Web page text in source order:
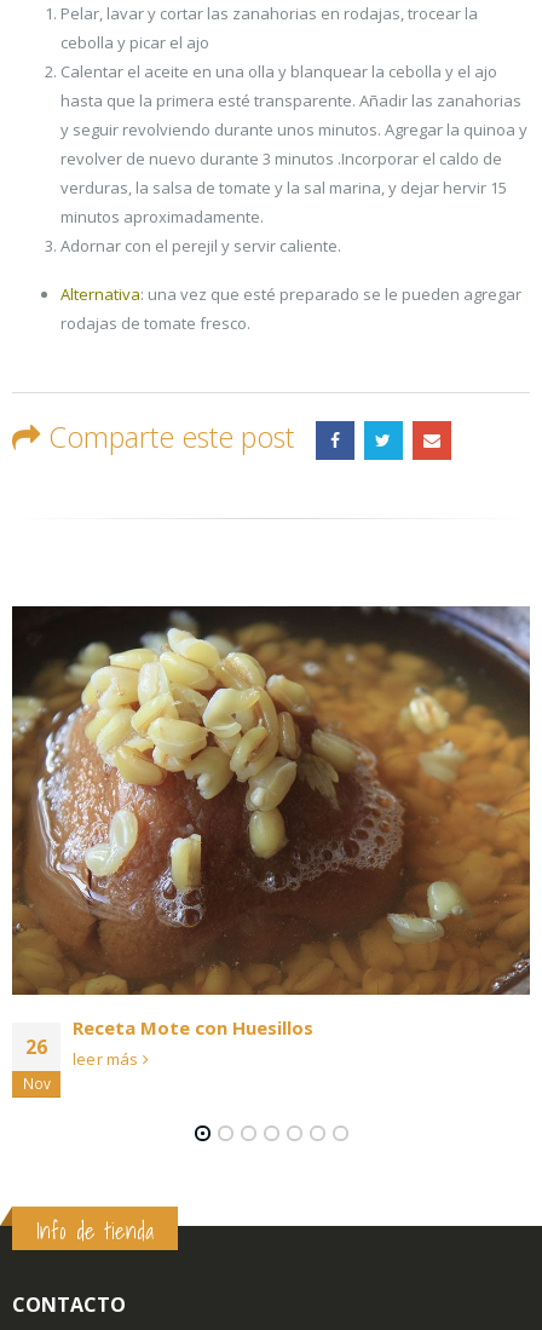
Pelar, lavar y cortar las zanahorias en rodajas, trocear la
cebolla y picar el ajo
Calentar el aceite en una olla y blanquear la cebolla y el ajo
hasta que la primera esté transparente. Añadir las zanahorias
y seguir revolviendo durante unos minutos. Agregar la quinoa y
revolver de nuevo durante 3 minutos .Incorporar el caldo de
verduras, la salsa de tomate y la sal marina, y dejar hervir 15
minutos aproximadamente.
Adornar con el perejil y servir caliente.
Alternativa: una vez que esté preparado se le pueden agregar
rodajas de tomate fresco.
Comparte este post
15
Jul
Mote con Huesillo
INGREDIENTES 1KG HUESILLOS 1KG TRIGO MOTE CANELA
Info de tienda